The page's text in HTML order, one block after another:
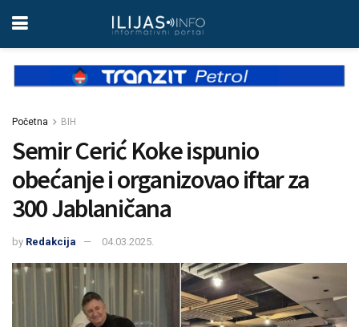
Početna BIH
Semir Cerić Koke ispunio
obećanje i organizovao iftar za
300 Jablaničana
by Redakcija 04.03.2025.